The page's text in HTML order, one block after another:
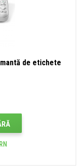
de etichete